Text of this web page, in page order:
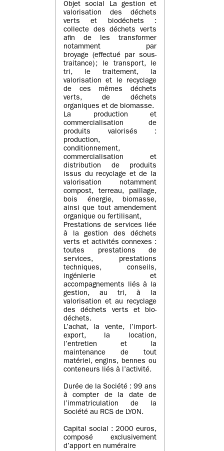
Objet social La gestion et
valorisation des déchets
verts et biodéchets :
collecte des déchets verts
afin de les transformer
notamment par
broyage (effectué par sous-
traitance) ; le transport, le
tri, le traitement, la
valorisation et le recyclage
de ces mêmes déchets
verts, de déchets
organiques et de biomasse.
La production et
commercialisation de
produits valorisés :
production,
conditionnement,
commercialisation et
distribution de produits
issus du recyclage et de la
valorisation notamment
compost, terreau, paillage,
bois énergie, biomasse,
ainsi que tout amendement
organique ou fertilisant,
Prestations de services liée
à la gestion des déchets
verts et activités connexes :
toutes prestations de
services, prestations
techniques, conseils,
ingénierie et
accompagnements liés à la
gestion, au tri, à la
valorisation et au recyclage
des déchets verts et bio-
déchets.
L’achat, la vente, l’import-
export, la location,
l’entretien et la
maintenance de tout
matériel, engins, bennes ou
conteneurs liés à l’activité.
Durée de la Société : 99 ans
à compter de la date de
l’immatriculation de la
Société au RCS de LYON.
Capital social : 2000 euros,
composé exclusivement
d’apport en numéraire